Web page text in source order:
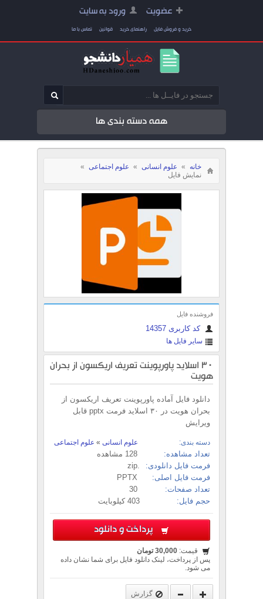
عضویت ورود به سایت
خرید و فروش فایل راهنمای خرید قوانین تماس با ما
همه دسته بندی ها
خانه » علوم انسانی » علوم اجتماعی »
نمایش فایل
فروشنده فایل
کد کاربری 14357
سایر فایل ها
30 اسلاید پاورپوینت تعریف اریکسون از بحران
هویت
دانلود فایل آماده پاورپوینت تعریف اریکسون از
بحران هویت در ۳۰ اسلاید فرمت pptx قابل
ویرایش
دسته بندی: علوم انسانی » علوم اجتماعی
تعداد مشاهده:
فرمت فایل دانلودی:
.zip
فرمت فایل اصلی:
تعداد صفحات:
حجم فایل:
403 کیلوبایت
پرداخت و دانلود
قیمت: 30,000 تومان
پس از پرداخت، لینک دانلود فایل برای شما نشان داده
می شود.
گزارش